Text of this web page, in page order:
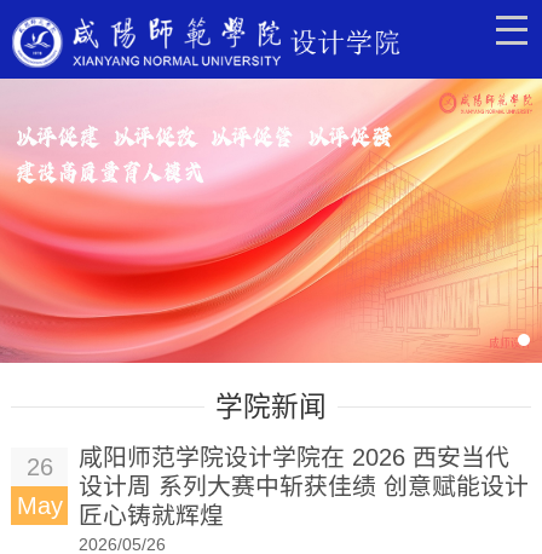
学院新闻
26
May
咸阳师范学院设计学院在 2026 西安当代
设计周 系列大赛中斩获佳绩 创意赋能设计
匠心铸就辉煌
2026/05/26